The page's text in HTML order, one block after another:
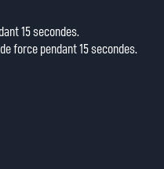
15 secondes.
force pendant 15 secondes.